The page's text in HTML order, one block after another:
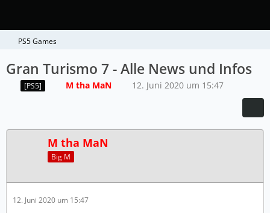
PS5 Games
Gran Turismo 7 - Alle News und Infos
[PS5] M tha MaN 12. Juni 2020 um 15:47
M tha MaN
Big M
12. Juni 2020 um 15:47